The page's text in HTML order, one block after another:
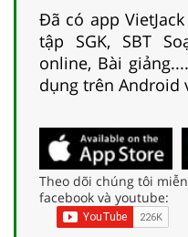
Đã có app
tập SGK, SBT
online, Bài
dụng trên Android
Theo dõi chúng tôi
facebook và youtube: